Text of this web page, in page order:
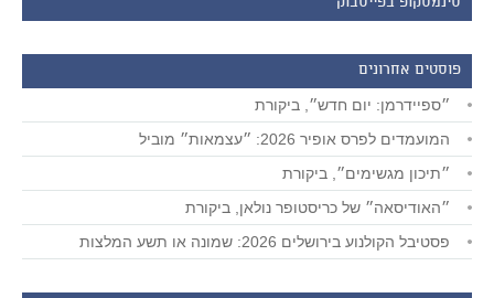
סינמסקופ בפייסבוק
פוסטים אחרונים
״ספיידרמן: יום חדש״, ביקורת
המועמדים לפרס אופיר 2026: ״עצמאות״ מוביל
״תיכון מגשימים״, ביקורת
״האודיסאה״ של כריסטופר נולאן, ביקורת
פסטיבל הקולנוע בירושלים 2026: שמונה או תשע המלצות